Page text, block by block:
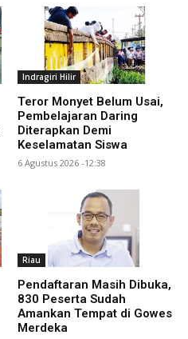
Indragiri Hilir
Teror Monyet Belum Usai,
Pembelajaran Daring
Diterapkan Demi
Keselamatan Siswa
6 Agustus 2026 -12:38
Riau
Pendaftaran Masih Dibuka,
830 Peserta Sudah
Amankan Tempat di Gowes
Merdeka